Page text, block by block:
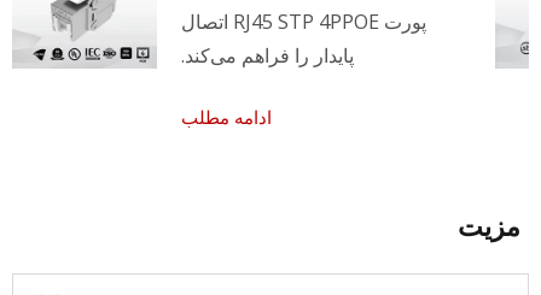
پورت RJ45 STP 4PPOE اتصال
پایدار را فراهم می‌کند.
ادامه مطلب
مزیت